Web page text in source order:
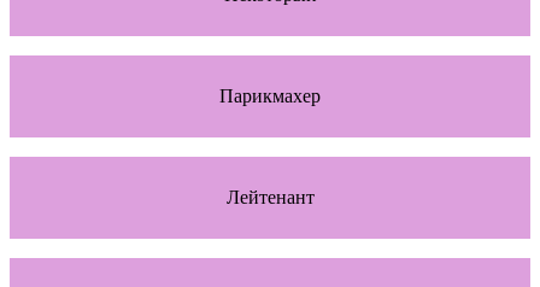
Парикмахер
Лейтенант